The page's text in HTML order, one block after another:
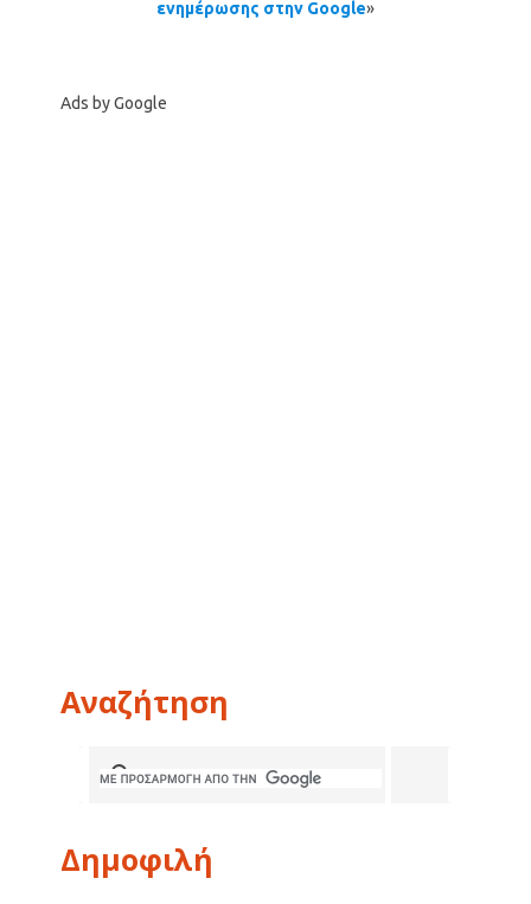
ενημέρωσης στην Google»
Ads by Google
Αναζήτηση
Δημοφιλή